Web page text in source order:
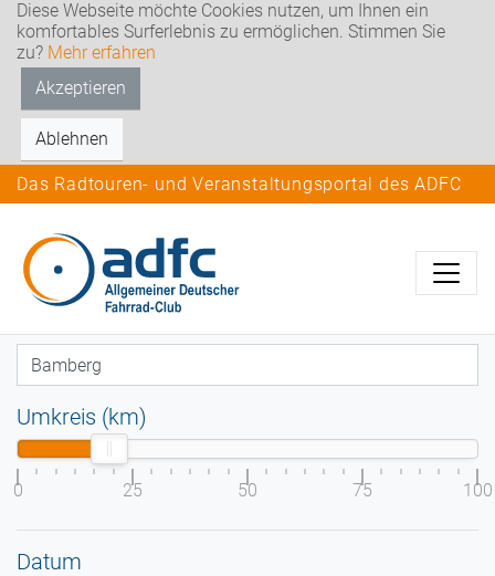
Diese Webseite möchte Cookies nutzen, um Ihnen ein
komfortables Surferlebnis zu ermöglichen. Stimmen Sie
zu? Mehr erfahren
Akzeptieren
Ablehnen
Das Radtouren- und Veranstaltungsportal des ADFC
Umkreis (km)
0 25 50 75 100
Datum